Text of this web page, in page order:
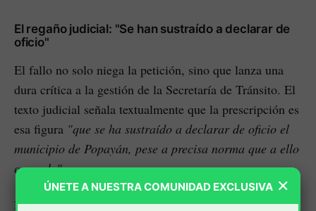
El regaño judicial: "Se han sustraído a declarar de
oficio"
El fallo no solo niega la petición, sino que lanza una
dura crítica a la gestión de la Secretaría de Tránsito. El
texto judicial señala textualmente que la prescripción es
esa figura "que se ha sustraído a declarar de oficio el
municipio de Popayán, pese a precisa norma que a ello
compele".
Esto confirma la tesis de la demanda instaurada por el
×
ÚNETE A NUESTRA COMUNIDAD EXCLUSIVA